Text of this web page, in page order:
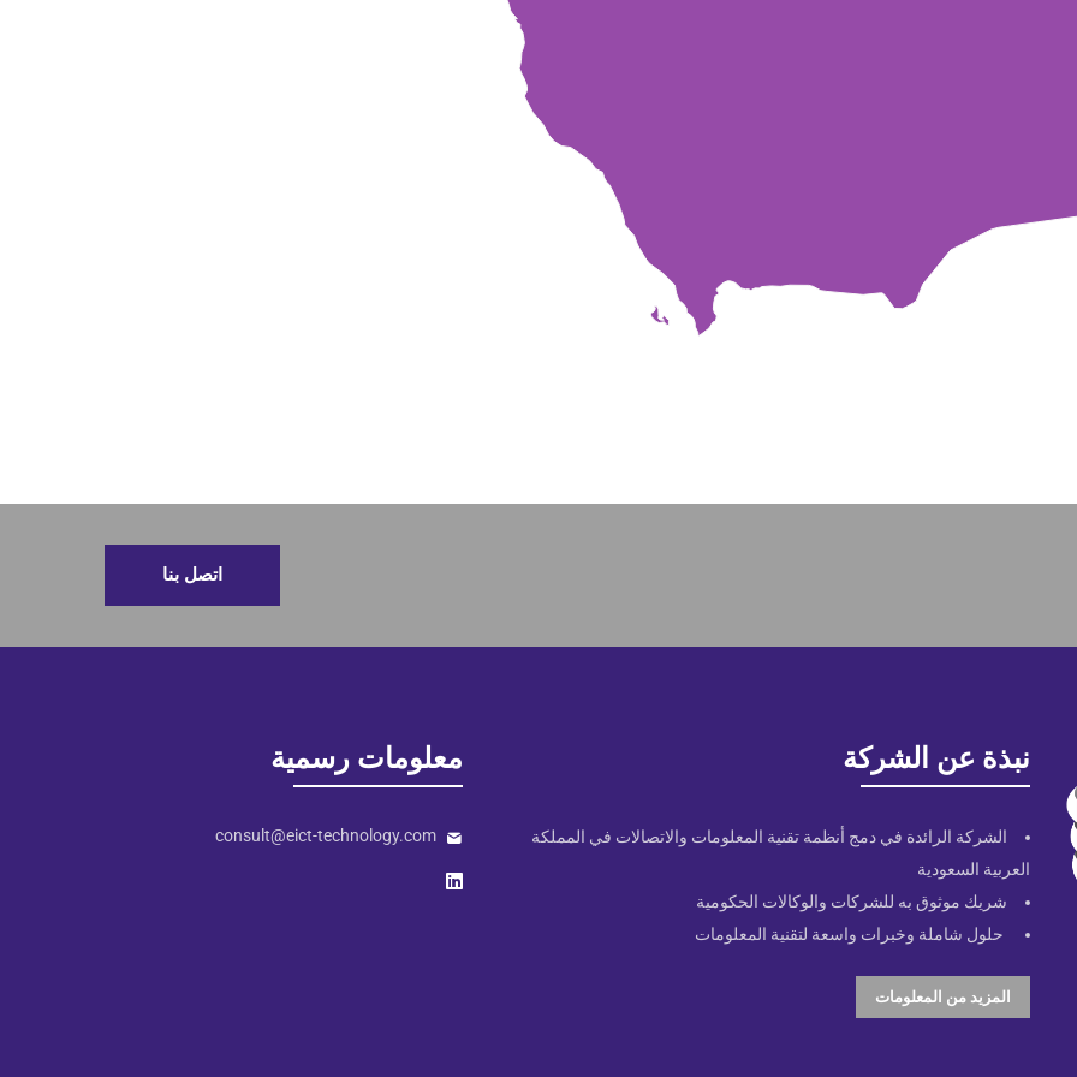
اتصل بنا
نبذة عن الشركة
الشركة الرائدة في دمج أنظمة تقنية المعلومات والاتصالات في المملكة
العربية السعودية
شريك موثوق به للشركات والوكالات الحكومية
حلول شاملة وخبرات واسعة لتقنية المعلومات
المزيد من المعلومات
معلومات رسمية
consult@eict-technology.com